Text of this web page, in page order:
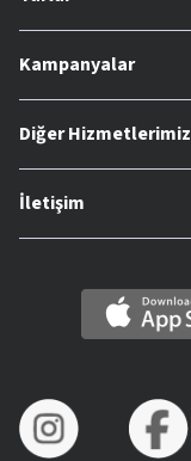
Kampanyalar
Diğer Hizmetlerimiz
İletişim